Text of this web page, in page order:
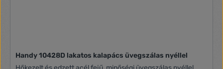
Handy 10428D lakatos kalapács üvegszálas nyéllel